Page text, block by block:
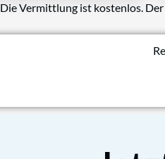
Die Vermittlung ist kostenlos.